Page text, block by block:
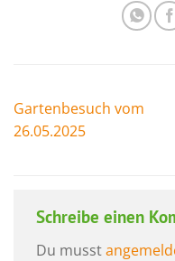
Gartenbesuch vom
26.05.2025
Schreibe einen
Du musst